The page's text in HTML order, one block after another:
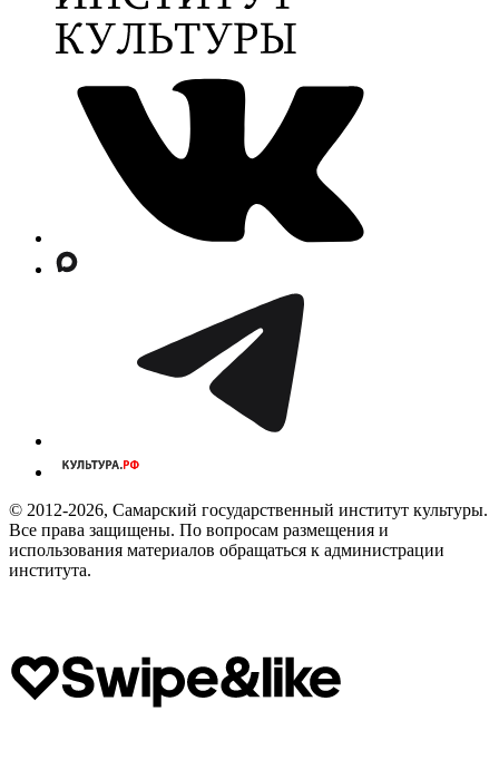
© 2012-2026, Самарский государственный институт культуры.
Все права защищены. По вопросам размещения и
использования материалов обращаться к администрации
института.